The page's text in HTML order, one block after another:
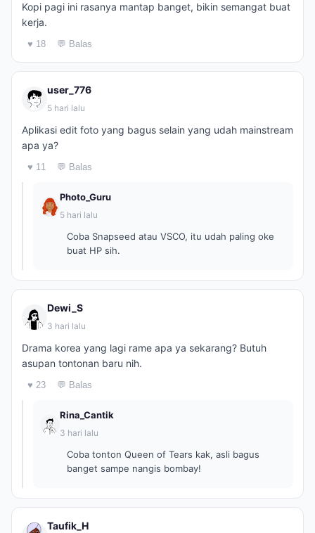
Kopi pagi ini rasanya mantap banget, bikin semangat buat
kerja.
♥ 18 💬 Balas
user_776
5 hari lalu
Aplikasi edit foto yang bagus selain yang udah mainstream
apa ya?
♥ 11 💬 Balas
Photo_Guru
5 hari lalu
Coba Snapseed atau VSCO, itu udah paling oke
buat HP sih.
Dewi_S
3 hari lalu
Drama korea yang lagi rame apa ya sekarang? Butuh
asupan tontonan baru nih.
♥ 23 💬 Balas
Rina_Cantik
3 hari lalu
Coba tonton Queen of Tears kak, asli bagus
banget sampe nangis bombay!
Taufik_H